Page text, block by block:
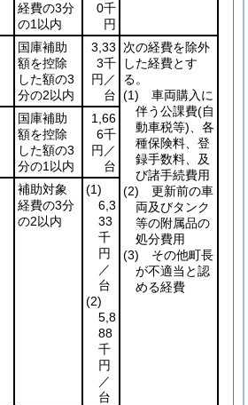
経費の3分
の1以内
0千
円
国庫補助
額を控除
した額の3
分の2以内
3,33
3千
円／
台
次の経費を除外
した経費とす
る。
(1) 車両購入に
伴う公課費(自
動車税等) 、各
種保険料、登
録手数料、及
び諸手続費用
(2) 更新前の車
両及びタンク
等の附属品の
処分費用
(3) その他町長
が不適当と認
める経費
国庫補助
額を控除
した額の3
分の1以内
1,66
6千
円／
台
補助対象
経費の3分
の2以内
(1)
6,3
33
千
円
／
台
(2)
5,8
88
千
円
／
台